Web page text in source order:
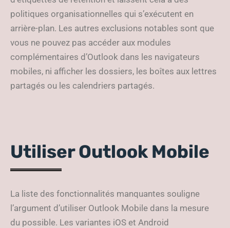
politiques organisationnelles qui s’exécutent en
arrière-plan. Les autres exclusions notables sont que
vous ne pouvez pas accéder aux modules
complémentaires d’Outlook dans les navigateurs
mobiles, ni afficher les dossiers, les boîtes aux lettres
partagés ou les calendriers partagés.
Utiliser Outlook Mobile
La liste des fonctionnalités manquantes souligne
l’argument d’utiliser Outlook Mobile dans la mesure
du possible. Les variantes iOS et Android